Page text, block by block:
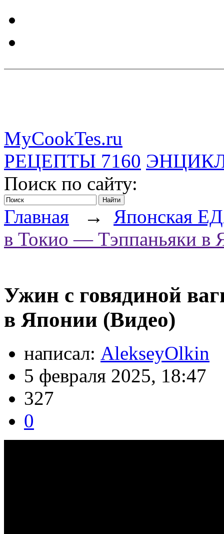
MyCookTes.ru
РЕЦЕПТЫ 7160
Поиск по сайту:
Главная → Японская
в Токио — Тэппаньяки в
Ужин с говядиной
в Японии (Видео)
написал: AlekseyOlkin
5 февраля 2025, 18:47
327
0